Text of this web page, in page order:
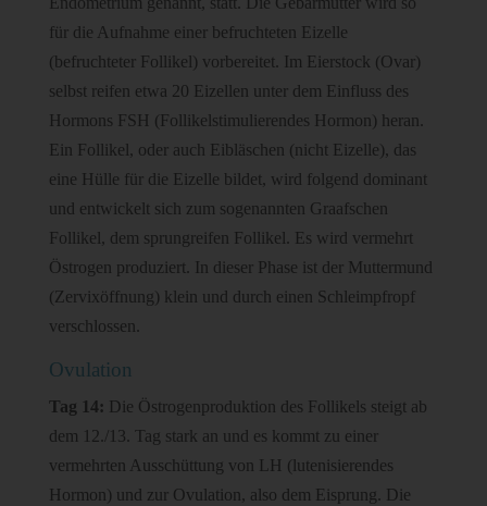
für die Aufnahme einer befruchteten Eizelle
(befruchteter Follikel) vorbereitet. Im Eierstock (Ovar)
selbst reifen etwa 20 Eizellen unter dem Einfluss des
Hormons FSH (Follikelstimulierendes Hormon) heran.
Ein Follikel, oder auch Eibläschen (nicht Eizelle), das
eine Hülle für die Eizelle bildet, wird folgend dominant
und entwickelt sich zum sogenannten Graafschen
Follikel, dem sprungreifen Follikel. Es wird vermehrt
Östrogen produziert. In dieser Phase ist der Muttermund
(Zervixöffnung) klein und durch einen Schleimpfropf
verschlossen.
Ovulation
Tag 14: Die Östrogenproduktion des Follikels steigt ab
dem 12./13. Tag stark an und es kommt zu einer
vermehrten Ausschüttung von LH (lutenisierendes
Hormon) und zur Ovulation, also dem Eisprung. Die